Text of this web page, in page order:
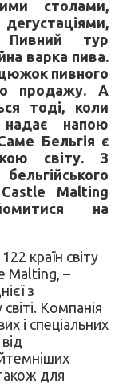
столами,
Пивний тур
варка пива.
пивного
продажу. А
тоді, коли
напою
Бельгія є
світу. З
Malting
на
країн світу
Malting, –
з
Компанія
і спеціальних
для